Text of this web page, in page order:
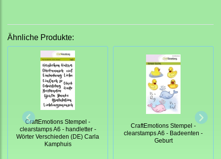
Ähnliche Produkte:
CraftEmotions Stempel -
clearstamps A6 - handletter -
Wörter Verschieden (DE) Carla
Kamphuis
CraftEmotions Stempel -
clearstamps A6 - Badeenten -
Geburt